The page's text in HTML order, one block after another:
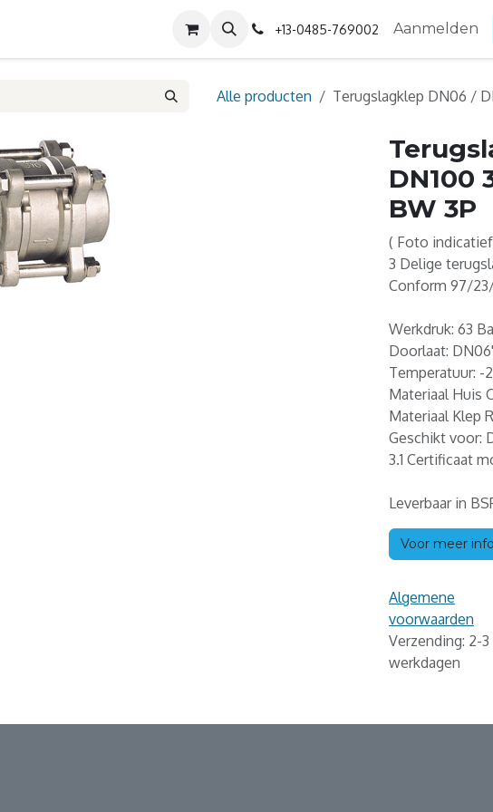
Over ons +13-0485-769002 Aanmelden
Alle producten Terugslagklep DN06 /
DN100
BW 3P
( Foto
3 Delige
Conform 97/
Werkdruk: 63
Doorlaat:
Temperatuur: -
Materiaal Huis
Materiaal Klep
Geschikt voor:
3.1 Certificaat
Leverbaar in
Voor meer
Algemene
voorwaarden
Verzending: 2-3
werkdagen